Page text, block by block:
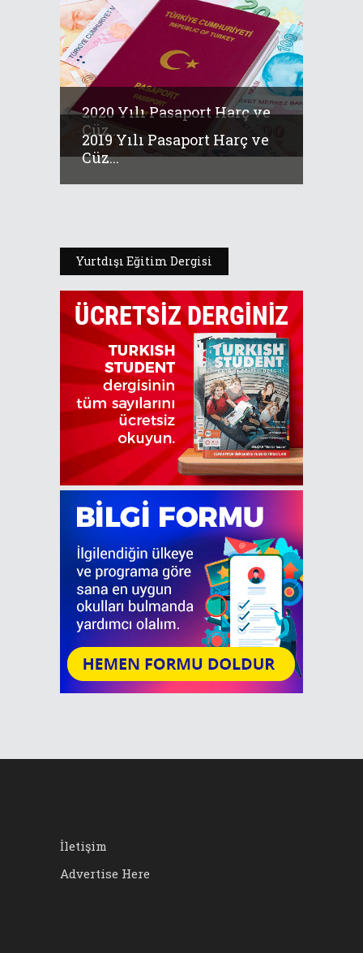
2020 Yılı Pasaport Harç ve
Cüz...
2019 Yılı Pasaport Harç ve
Cüz...
Yurtdışı Eğitim Dergisi
İletişim
Advertise Here